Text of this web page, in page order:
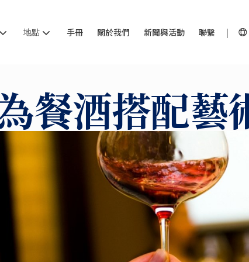
地點 手冊 關於我們 新聞與活動 聯繫
餐酒搭配藝